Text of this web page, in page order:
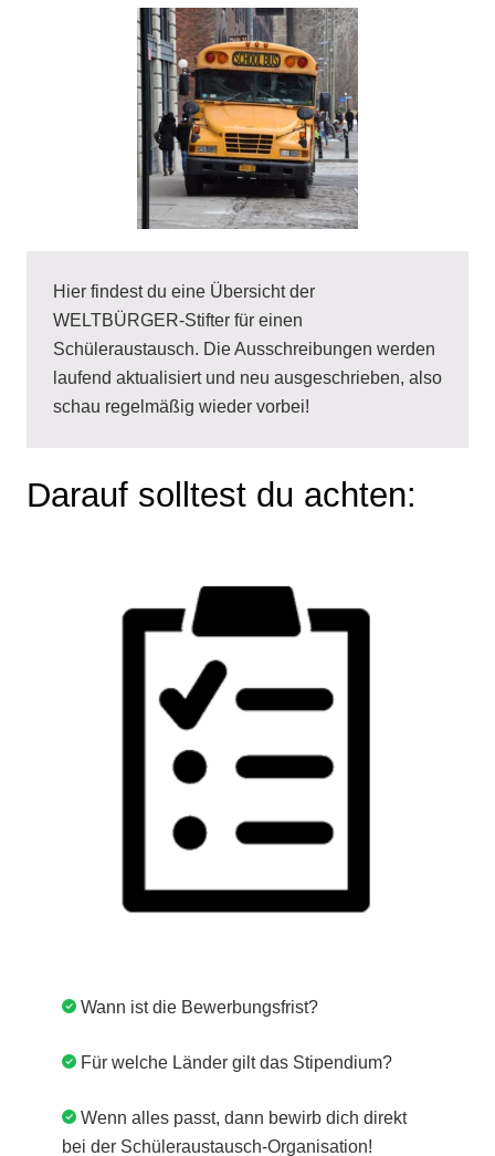
Hier findest du eine Übersicht der
WELTBÜRGER-Stifter für einen
Schüleraustausch. Die Ausschreibungen werden
laufend aktualisiert und neu ausgeschrieben, also
schau regelmäßig wieder vorbei!
Darauf solltest du achten:
Wann ist die Bewerbungsfrist?
Für welche Länder gilt das Stipendium?
Wenn alles passt, dann bewirb dich direkt
bei der Schüleraustausch-Organisation!